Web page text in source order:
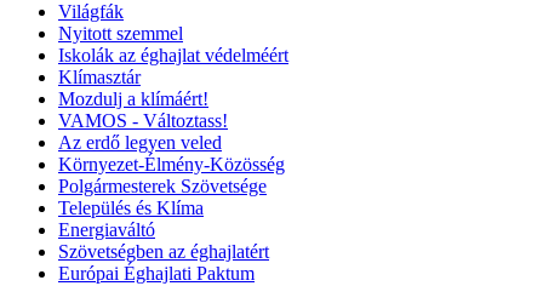
Világfák
Nyitott szemmel
Iskolák az éghajlat védelméért
Klímasztár
Mozdulj a klímáért!
VAMOS - Változtass!
Az erdő legyen veled
Környezet-Élmény-Közösség
Polgármesterek Szövetsége
Település és Klíma
Energiaváltó
Szövetségben az éghajlatért
Európai Éghajlati Paktum